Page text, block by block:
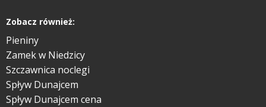
Zobacz również:
Pieniny
Zamek w Niedzicy
Szczawnica noclegi
Spływ Dunajcem
Spływ Dunajcem cena